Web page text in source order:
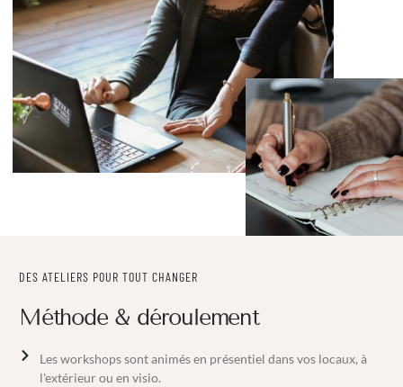
DES ATELIERS POUR TOUT CHANGER
Méthode & déroulement
Les workshops sont animés en présentiel dans vos locaux, à
l'extérieur ou en visio.